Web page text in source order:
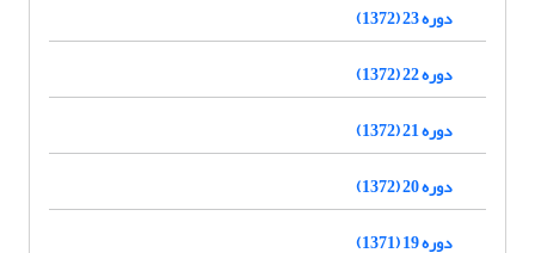
دوره 23 (1372)
دوره 22 (1372)
دوره 21 (1372)
دوره 20 (1372)
دوره 19 (1371)